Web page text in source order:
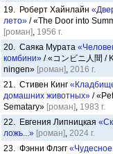
19. Роберт Хайнлайн
лето» / «The Door into
[роман], 1956 г.
20. Саяка Мурата
комбини» / «コンビニ人間 /
ningen» [роман], 2016 г.
21. Стивен Кинг
домашних животных» / «Pet
Sematary» [роман], 1983 г.
22. Евгения Липницкая
ложь...» [роман], 2024 г.
23. Фэнни Флэгг «Чудесное